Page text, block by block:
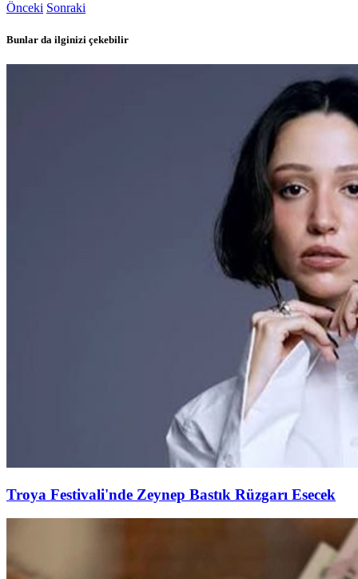
Önceki Sonraki
Bunlar da ilginizi çekebilir
Troya Festivali'nde Zeynep Bastık Rüzgarı Esecek